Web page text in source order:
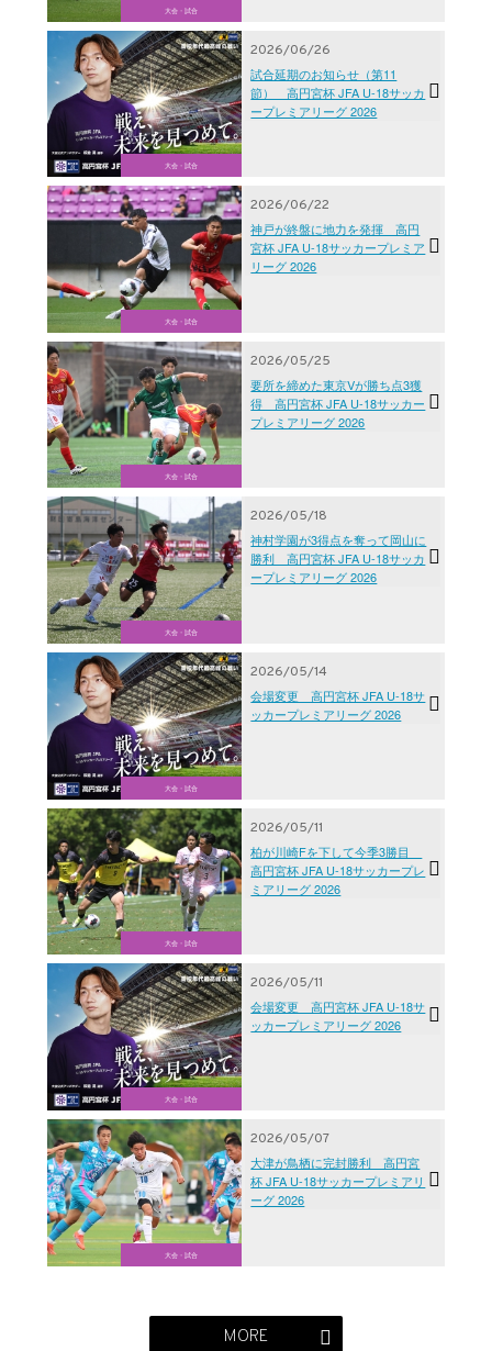
大会・試合
大会・試合
2026/06/26
試合延期のお知らせ（第11
節） 高円宮杯 JFA U-18サッカ
ープレミアリーグ 2026
大会・試合
2026/06/22
神戸が終盤に地力を発揮 高円
宮杯 JFA U-18サッカープレミア
リーグ 2026
大会・試合
2026/05/25
要所を締めた東京Vが勝ち点3獲
得 高円宮杯 JFA U-18サッカー
プレミアリーグ 2026
大会・試合
2026/05/18
神村学園が3得点を奪って岡山に
勝利 高円宮杯 JFA U-18サッカ
ープレミアリーグ 2026
大会・試合
2026/05/14
会場変更 高円宮杯 JFA U-18サ
ッカープレミアリーグ 2026
大会・試合
2026/05/11
柏が川崎Fを下して今季3勝目
高円宮杯 JFA U-18サッカープレ
ミアリーグ 2026
大会・試合
2026/05/11
会場変更 高円宮杯 JFA U-18サ
ッカープレミアリーグ 2026
大会・試合
2026/05/07
大津が鳥栖に完封勝利 高円宮
杯 JFA U-18サッカープレミアリ
ーグ 2026
MORE